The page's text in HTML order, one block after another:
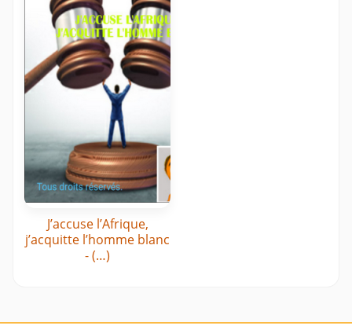
J’accuse l’Afrique,
j’acquitte l’homme blanc
- (…)